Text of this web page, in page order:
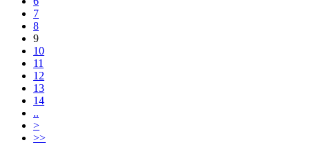
7
8
9
10
11
12
13
14
..
>
>>